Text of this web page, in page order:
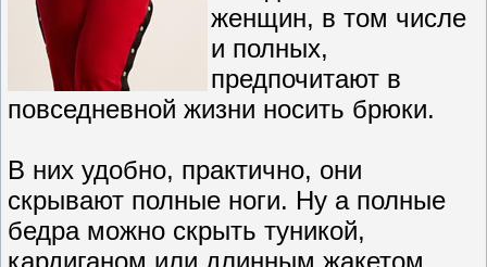
женщин, в том числе
и полных,
предпочитают в
повседневной жизни носить брюки.
В них удобно, практично, они
скрывают полные ноги. Ну а полные
бедра можно скрыть туникой,
кардиганом или длинным жакетом.